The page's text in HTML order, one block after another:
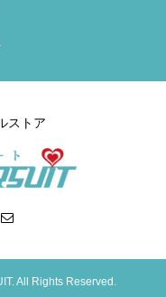
ストア
All Rights Reserved.